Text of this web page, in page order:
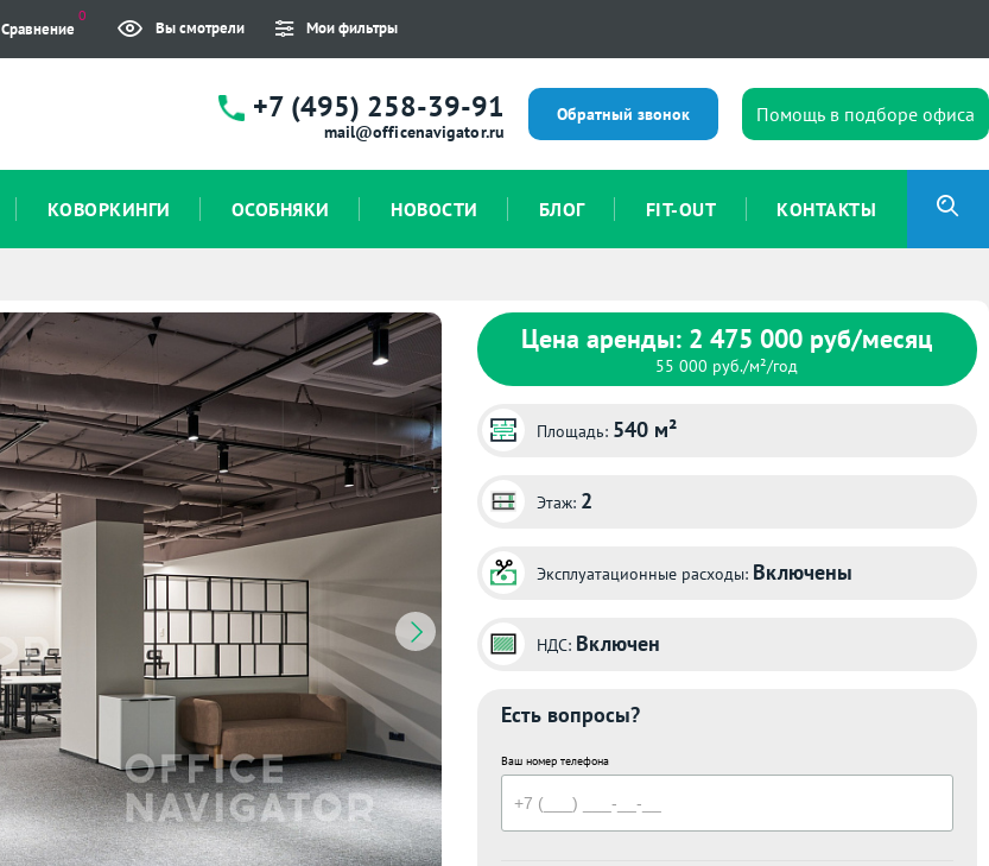
Сравнение
0
Вы смотрели Мои фильтры
+7 (495) 258-39-91
mail@officenavigator.ru
Обратный звонок Помощь в подборе офиса
КОВОРКИНГИ ОСОБНЯКИ НОВОСТИ БЛОГ FIT-OUT КОНТАКТЫ
Цена аренды: 2 475 000 руб/месяц
55 000 руб./м²/год
Площадь: 540 м²
Этаж: 2
Эксплуатационные расходы: Включены
НДС: Включен
Есть вопросы?
Ваш номер телефона